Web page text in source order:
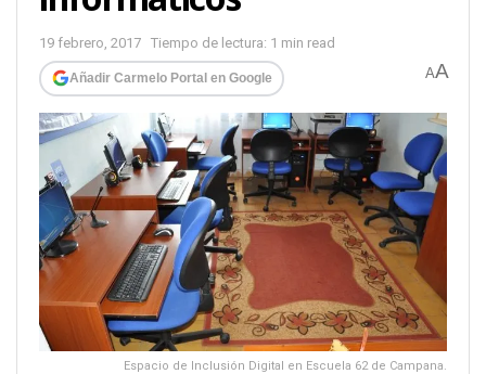
19 febrero, 2017 Tiempo de lectura: 1 min read
Añadir Carmelo Portal en Google AA
Espacio de Inclusión Digital en Escuela 62 de Campana.